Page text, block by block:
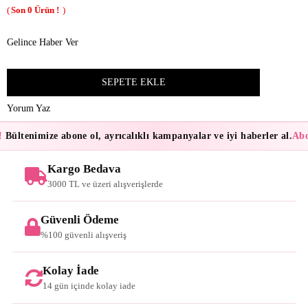
0
Gelince Haber Ver
Yorum Yaz
Bültenimize abone ol, ayrıcalıklı kampanyalar ve iyi haberler al.
Kargo Bedava
3000 TL ve üzeri alışverişlerde
Güvenli Ödeme
%100 güvenli alışveriş
Kolay İade
14 gün içinde kolay iade